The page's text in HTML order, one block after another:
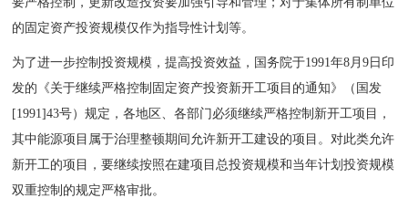
的固定资产投资规模仅作为指导性计划等。
为了进一步控制投资规模，提高投资效益，国务院于1991年8月9日印
发的《关于继续严格控制固定资产投资新开工项目的通知》（国发
[1991]43号）规定，各地区、各部门必须继续严格控制新开工项目，
其中能源项目属于治理整顿期间允许新开工建设的项目。对此类允许
新开工的项目，要继续按照在建项目总投资规模和当年计划投资规模
双重控制的规定严格审批。